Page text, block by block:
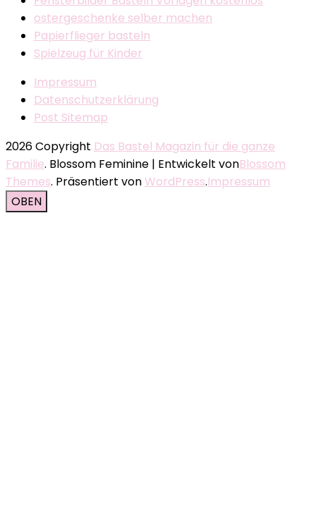
ostergeschenke selber machen
Papierflieger basteln
Spielzeug für Kinder
Impressum
Datenschutzerklärung
Post Sitemap
2026 Copyright Das Bastel Magazin für die ganze
Familie. Blossom Feminine | Entwickelt vonBlossom
Themes. Präsentiert vonWordPress.Impressum
OBEN